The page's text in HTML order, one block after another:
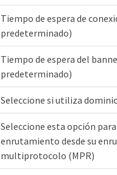
Tiempo de espera de
predeterminado)
Tiempo de espera del
predeterminado)
Seleccione si utiliza
Seleccione esta opción
enrutamiento desde su
multiprotocolo (MPR)